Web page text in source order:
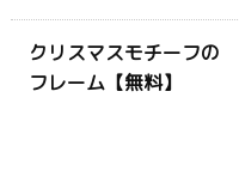
クリスマスモチーフの
フレーム【無料】